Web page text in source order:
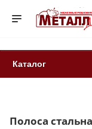
Каталог
Полоса